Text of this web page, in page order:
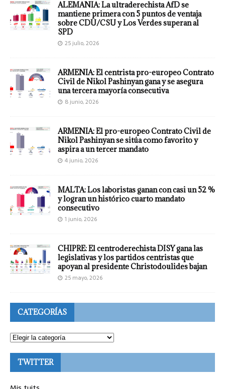
ALEMANIA: La ultraderechista AfD se
mantiene primera con 5 puntos de ventaja
sobre CDU/CSU y Los Verdes superan al
SPD
25 julio, 2026
ARMENIA: El centrista pro-europeo Contrato
Civil de Nikol Pashinyan gana y se asegura
una tercera mayoría consecutiva
8 junio, 2026
ARMENIA: El pro-europeo Contrato Civil de
Nikol Pashinyan se sitúa como favorito y
aspira a un tercer mandato
4 junio, 2026
MALTA: Los laboristas ganan con casi un 52 %
y logran un histórico cuarto mandato
consecutivo
1 junio, 2026
CHIPRE: El centroderechista DISY gana las
legislativas y los partidos centristas que
apoyan al presidente Christodoulides bajan
25 mayo, 2026
CATEGORÍAS
TWITTER